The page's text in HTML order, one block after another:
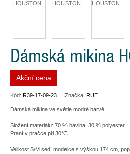
Dámská mikina
Akční cena
Kód: R39-17-09-23 | Značka: RUE
Dámská mikina ve světle modré barvě
Složení materiálu: 70 % bavlna, 30 % polyester
Praní v pračce při 30°C.
Velikost S/M sedí modelce s výškou 174 cm,